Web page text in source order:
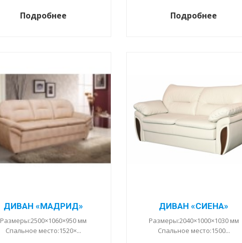
Подробнее Подробнее
ДИВАН «МАДРИД»
Размеры:2500×1060×950 мм
Спальное место:1520×...
ДИВАН «СИЕНА»
Размеры:2040×1000×1030 мм
Спальное место:1500...